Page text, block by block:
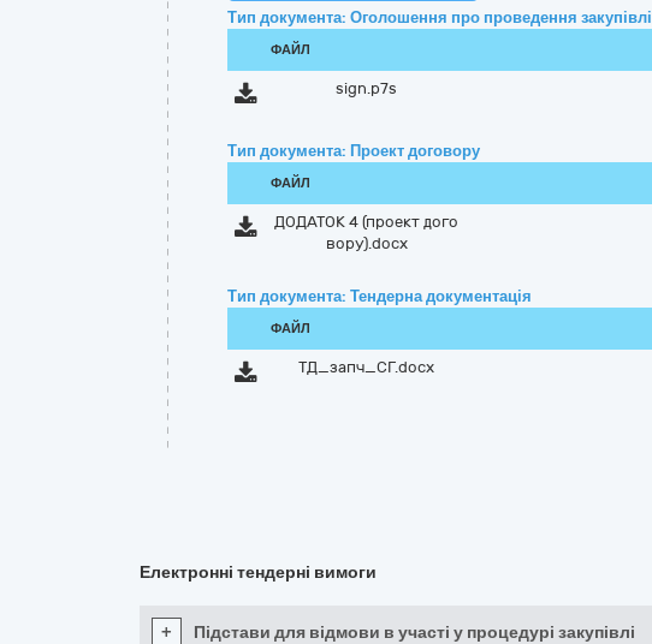
Тип документа: Оголошення про проведення закупівлі
ФАЙЛ
sign.p7s
Тип документа: Проект договору
ФАЙЛ
ДОДАТОК 4 (проект дого
вору).docx
Тип документа: Тендерна документація
ФАЙЛ
ТД_запч_СГ.docx
Електронні тендерні вимоги
+ Підстави для відмови в участі у процедурі закупівлі